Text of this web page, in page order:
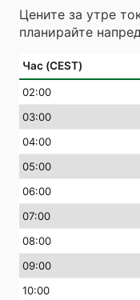
Цените за утре
планирайте
Час (CEST)
02:00
03:00
04:00
05:00
06:00
07:00
08:00
09:00
10:00